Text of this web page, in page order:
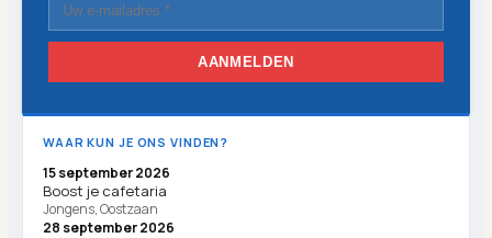
AANMELDEN
WAAR KUN JE ONS VINDEN?
15 september 2026
Boost je cafetaria
Jongens, Oostzaan
28 september 2026